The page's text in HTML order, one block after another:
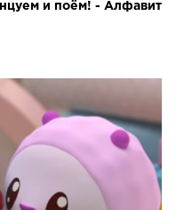
и поём! - Алфавит